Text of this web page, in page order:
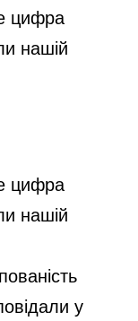
цифра
нашій
цифра
нашій
у